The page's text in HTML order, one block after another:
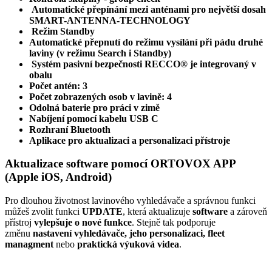
Automatické přepínání mezi anténami pro největší dosah
SMART-ANTENNA-TECHNOLOGY
Režim Standby
Automatické přepnutí do režimu vysílání při pádu druhé
laviny (v režimu Search i Standby)
Systém pasivní bezpečnosti RECCO® je integrovaný v
obalu
Počet antén: 3
Počet zobrazených osob v lavině: 4
Odolná baterie pro práci v zimě
Nabíjení pomocí kabelu USB C
Rozhraní Bluetooth
Aplikace pro aktualizaci a personalizaci přístroje
Aktualizace software pomocí ORTOVOX APP
(Apple iOS, Android)
Pro dlouhou životnost lavinového vyhledávače a správnou funkci
můžeš zvolit funkci UPDATE, která aktualizuje software a zároveň
přístroj vylepšuje o nové funkce. Stejně tak podporuje
změnu nastavení vyhledávače, jeho personalizaci, fleet
managment nebo praktická výuková videa.